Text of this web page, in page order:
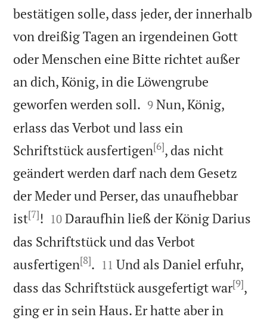
bestätigen solle, dass jeder, der innerhalb
von dreißig Tagen an irgendeinen Gott
oder Menschen eine Bitte richtet außer
an dich, König, in die Löwengrube
geworfen werden soll. 

9 Nun, König,
erlass das Verbot und lass ein
Schriftstück ausfertigen[6], das nicht
geändert werden darf nach dem Gesetz
der Meder und Perser, das unaufhebbar
ist[7]! 

10 Daraufhin ließ der König Darius
das Schriftstück und das Verbot
ausfertigen[8]. 

11 Und als Daniel erfuhr,
dass das Schriftstück ausgefertigt war[9],
ging er in sein Haus. Er hatte aber in